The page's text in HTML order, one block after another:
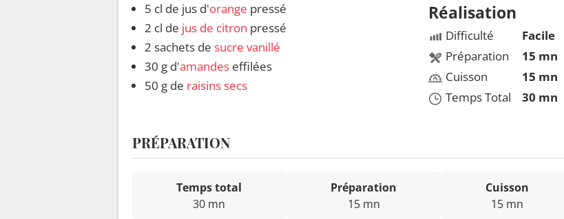
5 cl de jus d'orange pressé
2 cl de jus de citron pressé
2 sachets de sucre vanillé
30 g d'amandes effilées
50 g de raisins secs
Réalisation
Difficulté
Préparation
Cuisson
Temps Total
Facile
15 mn
15 mn
30 mn
PRÉPARATION
Temps total
30 mn
Préparation
15 mn
Cuisson
15 mn